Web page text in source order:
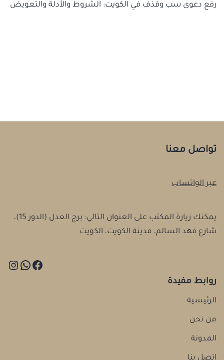
رفع دعوى سب وقذف في الكويت: الشروط والأدلة والتعويض
تواصل معنا
عبر الواتساب
يمكنك زيارة المكتب على العنوان التالي: برج العدل (الدور 15)،
شارع فهد السالم، مدينة الكويت، الكويت
روابط مفيدة
الرئيسية
من نحن
المدونة
اتصل بنا